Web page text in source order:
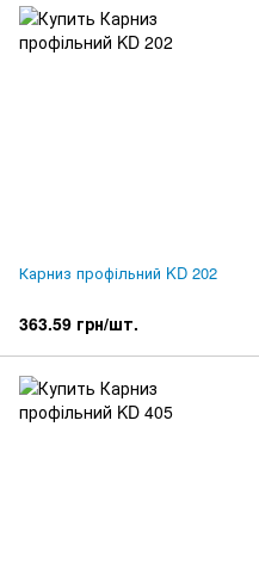
Карниз профільний KD 202
363.59 грн/шт.